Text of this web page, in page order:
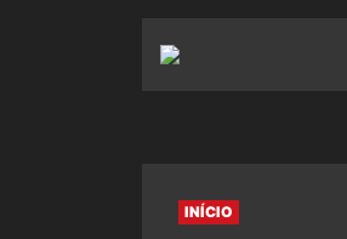
INÍCIO